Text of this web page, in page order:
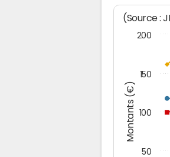
Montants (€)
(Source :
50
100
150
200